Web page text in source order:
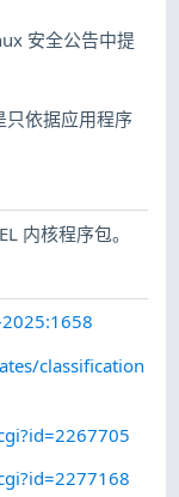
安全公告中提
只依据应用程序
内核程序包。
classification